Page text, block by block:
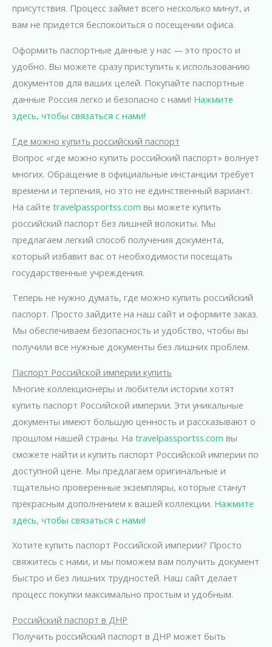
присутствия. Процесс займет всего несколько минут, и
вам не придется беспокоиться о посещении офиса.
Оформить паспортные данные у нас — это просто и
удобно. Вы можете сразу приступить к использованию
документов для ваших целей. Покупайте паспортные
данные Россия легко и безопасно с нами! Нажмите
здесь, чтобы связаться с нами!
Где можно купить российский паспорт
Вопрос «где можно купить российский паспорт» волнует
многих. Обращение в официальные инстанции требует
времени и терпения, но это не единственный вариант.
На сайте travelpassportss.com вы можете купить
российский паспорт без лишней волокиты. Мы
предлагаем легкий способ получения документа,
который избавит вас от необходимости посещать
государственные учреждения.
Теперь не нужно думать, где можно купить российский
паспорт. Просто зайдите на наш сайт и оформите заказ.
Мы обеспечиваем безопасность и удобство, чтобы вы
получили все нужные документы без лишних проблем.
Паспорт Российской империи купить
Многие коллекционеры и любители истории хотят
купить паспорт Российской империи. Эти уникальные
документы имеют большую ценность и рассказывают о
прошлом нашей страны. На travelpassportss.com вы
сможете найти и купить паспорт Российской империи по
доступной цене. Мы предлагаем оригинальные и
тщательно проверенные экземпляры, которые станут
прекрасным дополнением к вашей коллекции. Нажмите
здесь, чтобы связаться с нами!
Хотите купить паспорт Российской империи? Просто
свяжитесь с нами, и мы поможем вам получить документ
быстро и без лишних трудностей. Наш сайт делает
процесс покупки максимально простым и удобным.
Российский паспорт в ДНР
Получить российский паспорт в ДНР может быть